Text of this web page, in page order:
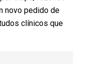
novo pedido de
clínicos que